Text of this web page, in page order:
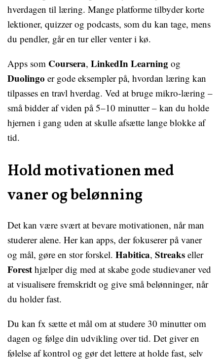
hverdagen til læring. Mange platforme tilbyder korte
lektioner, quizzer og podcasts, som du kan tage, mens
du pendler, går en tur eller venter i kø.
Apps som Coursera, LinkedIn Learning og
Duolingo er gode eksempler på, hvordan læring kan
tilpasses en travl hverdag. Ved at bruge mikro-læring –
små bidder af viden på 5–10 minutter – kan du holde
hjernen i gang uden at skulle afsætte lange blokke af
tid.
Hold motivationen med
vaner og belønning
Det kan være svært at bevare motivationen, når man
studerer alene. Her kan apps, der fokuserer på vaner
og mål, gøre en stor forskel. Habitica, Streaks eller
Forest hjælper dig med at skabe gode studievaner ved
at visualisere fremskridt og give små belønninger, når
du holder fast.
Du kan fx sætte et mål om at studere 30 minutter om
dagen og følge din udvikling over tid. Det giver en
følelse af kontrol og gør det lettere at holde fast, selv